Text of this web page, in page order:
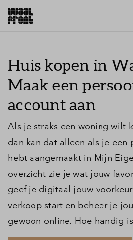
Huis kopen in
Maak een
account aan
Als je straks een woning wilt
dan kan dat alleen als je een
hebt aangemaakt in Mijn
overzicht zie je wat jouw
geef je digitaal jouw
verkoop start en beheer je
gewoon online. Hoe handig